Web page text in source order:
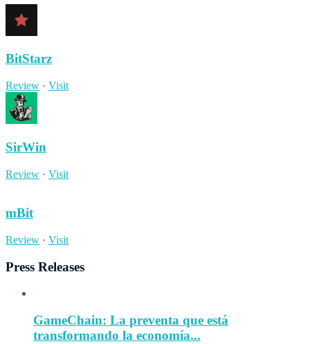
BitStarz
Review · Visit
SirWin
Review · Visit
mBit
Review · Visit
Press Releases
GameChain: La preventa que está
transformando la economía...